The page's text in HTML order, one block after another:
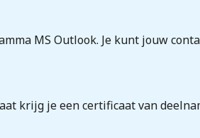
MS Outlook. Je kunt jouw
krijg je een certificaat van